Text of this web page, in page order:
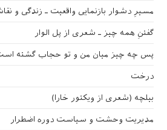
مسیرِ دشوار بازنمایی واقعیت ـ زندگی و
گفتنِ همه چیز ـ شعری از پل الوار
پس چه چیز میان من و تو حجاب گشته
درخت
بیلچه (شعری از ویکتور خارا)
مدیریت وحشت و سیاست دوره اضطرار